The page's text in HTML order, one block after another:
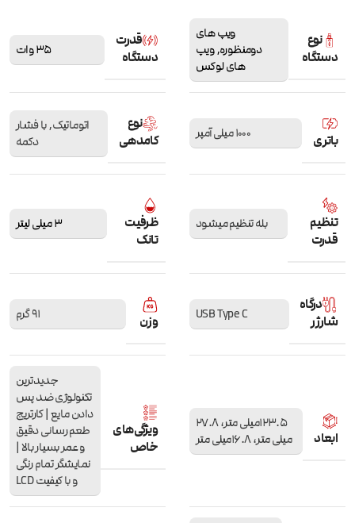
نوع
دستگاه
ویپ های
دومنظوره,ویپ
های لوکس
قدرت
دستگاه
35 وات
باتری 1000 میلی آمپر
نوع
کامدهی
اتوماتیک,با فشار
دکمه
تنظیم
قدرت
بله تنظیم میشود
ظرفیت
تانک
3 میلی لیتر
درگاه
شارژر
USB Type C وزن 91 گرم
ابعاد
123.5میلی متر، 27.8
میلی متر، 16.8میلی متر
ویژگی‌های
خاص
جدیدترین
تکنولوژی ضد پس
دادن مایع | کارتریج
طعم رسانی دقیق
و عمر بسیار بالا ‌|
نمایشگر تمام‌ رنگی
و با کیفیت LCD